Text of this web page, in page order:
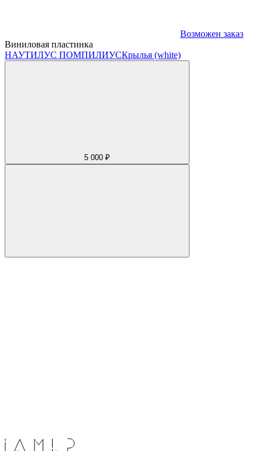
Возможен заказ
Виниловая пластинка
НАУТИЛУС ПОМПИЛИУСКрылья (white)
5 000 ₽